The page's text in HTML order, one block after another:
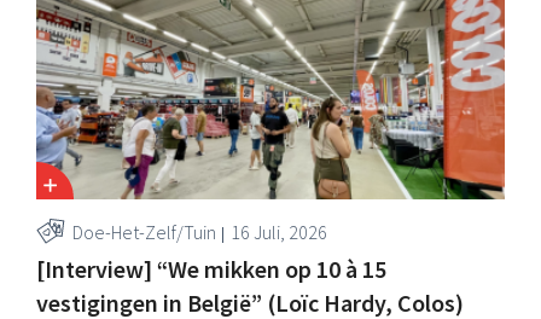
Doe-Het-Zelf/Tuin 16 Juli, 2026
[Interview] “We mikken op 10 à 15
vestigingen in België” (Loïc Hardy, Colos)